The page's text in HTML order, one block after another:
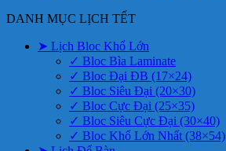
DANH MỤC LỊCH TẾT
➤ Lịch Bloc Khổ Lớn
✓ Bloc Bìa Laminate
✓ Bloc Đại ĐB (17×24)
✓ Bloc Siêu Đại (20×30)
✓ Bloc Cực Đại (25×35)
✓ Bloc Siêu Cực Đại (30×40)
✓ Bloc Khổ Lớn Nhất (38×54)